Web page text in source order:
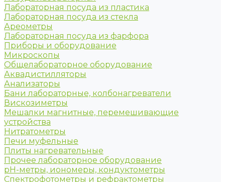
Лабораторная посуда из пластика
Лабораторная посуда из стекла
Ареометры
Лабораторная посуда из фарфора
Приборы и оборудование
Микроскопы
Общелабораторное оборудование
Аквадистилляторы
Анализаторы
Бани лабораторные, колбонагреватели
Вискозиметры
Мешалки магнитные, перемешивающие
устройства
Нитратометры
Печи муфельные
Плиты нагревательные
Прочее лабораторное оборудование
рН-метры, иономеры, кондуктометры
Спектрофотометры и рефрактометры